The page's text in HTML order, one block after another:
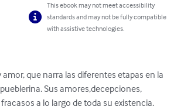
This ebook may not meet accessibility
standards and may not be fully compatible
with assistive technologies.
amor, que narra las diferentes etapas en la
Sus amores,decepciones,
a lo largo de toda su existencia.